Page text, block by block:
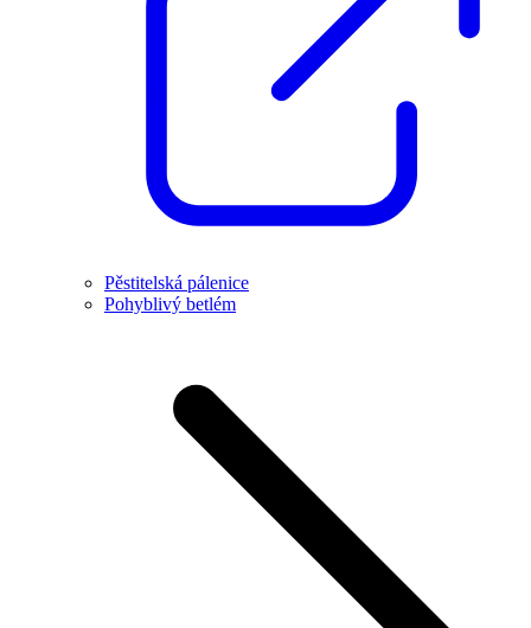
Pěstitelská pálenice
Pohyblivý betlém